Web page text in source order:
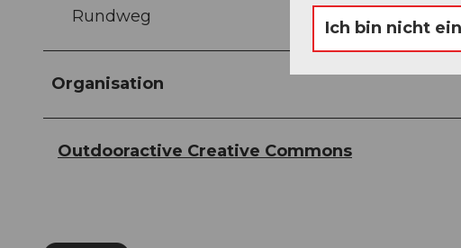
Rundweg
Organisation
Outdooractive Creative Commons
Ich bin nicht